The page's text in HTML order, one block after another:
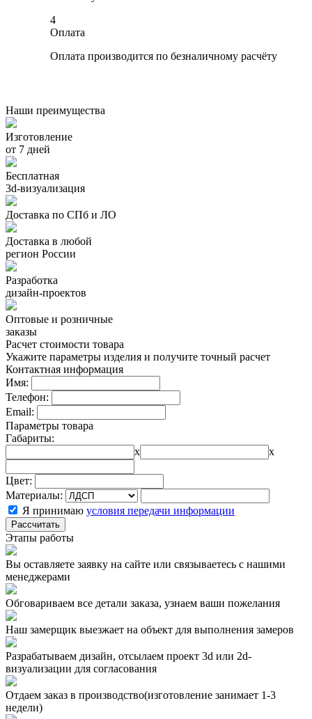
4
Оплата
Оплата производится по безналичному расчёту
Наши преимущества
Изготовление
от 7 дней
Бесплатная
3d-визуализация
Доставка по СПб и ЛО
Доставка в любой
регион России
Разработка
дизайн-проектов
Оптовые и розничные
заказы
Расчет стоимости товара
Укажите параметры изделия и получите точный расчет
Контактная информация
Имя:
Телефон:
Email:
Параметры товара
Габариты:
x
x
Цвет:
Материалы:
Я принимаю условия передачи информации
Рассчитать
Этапы работы
Вы оставляете заявку на сайте или связываетесь с нашими
менеджерами
Обговариваем все детали заказа, узнаем ваши пожелания
Наш замерщик выезжает на объект для выполнения замеров
Разрабатываем дизайн, отсылаем проект 3d или 2d-
визуализации для согласования
Отдаем заказ в производство(изготовление занимает 1-3
недели)